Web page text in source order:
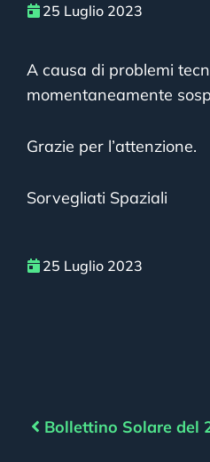
25 Luglio 2023
A causa di problemi
momentaneamente
Grazie per l’attenzione.
Sorvegliati Spaziali
25 Luglio 2023
Bollettino Solare del